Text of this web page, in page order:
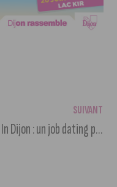
SUIVANT
Shop In Dijon : un job dating pour booster l’emploi local